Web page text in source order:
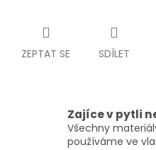
ZEPTAT SE SDÍLET
Zajíce v pytli
Všechny
používáme ve